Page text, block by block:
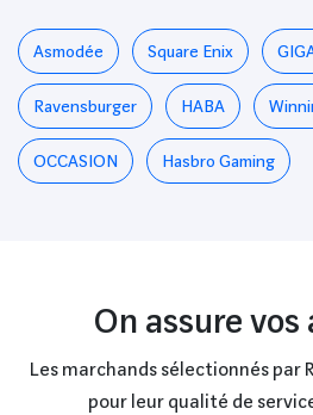
Asmodée ‎Square Enix
Ravensburger HABA
OCCASION Hasbro Gaming
On assure vos
Les marchands sélectionnés par
pour leur qualité de